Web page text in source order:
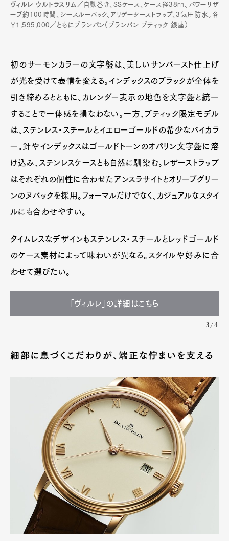
ヴィルレ ウルトラスリム／ 自動巻き、SSケース、ケース径38㎜、パワーリザ
ーブ約100時間、シースルーバック、アリゲーターストラップ、3気圧防水。各
￥1,595,000／ともにブランパン（ブランパン ブティック 銀座）
初のサーモンカラーの文字盤は、美しいサンバースト仕上げ
が光を受けて表情を変える。インデックスのブラックが全体を
引き締めるとともに、カレンダー表示の地色を文字盤と統一
することで一体感を損なわない。一方、ブティック限定モデル
は、ステンレス・スチールとイエローゴールドの希少なバイカラ
ー。針やインデックスはゴールドトーンのオパリン文字盤に溶
け込み、ステンレスケースとも自然に馴染む。レザーストラップ
はそれぞれの個性に合わせたアンスラサイトとオリーブグリー
ンのヌバックを採用。フォーマルだけでなく、カジュアルなスタイ
ルにも合わせやすい。
タイムレスなデザインもステンレス・スチールとレッドゴールド
のケース素材によって味わいが異なる。スタイルや好みに合
わせて選びたい。
「ヴィルレ」の詳細はこちら
3/4
細部に息づくこだわりが、端正な佇まいを支える